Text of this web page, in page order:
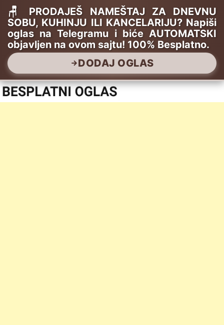
🪑 PRODAJEŠ NAMEŠTAJ ZA DNEVNU
SOBU, KUHINJU ILI KANCELARIJU? Napiši
oglas na Telegramu i biće AUTOMATSKI
objavljen na ovom sajtu! 100% Besplatno.
DODAJ OGLAS